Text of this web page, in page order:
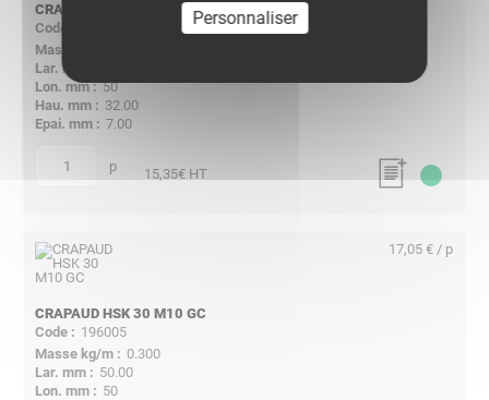
CRAPAUD HSK 25 M10 GC
50
32.00
7.00
quantité p 15,35€ HT
CRAPAUD HSK 30 M10 GC
196005
0.300
50.00
50
17,05 € / p
Personnaliser